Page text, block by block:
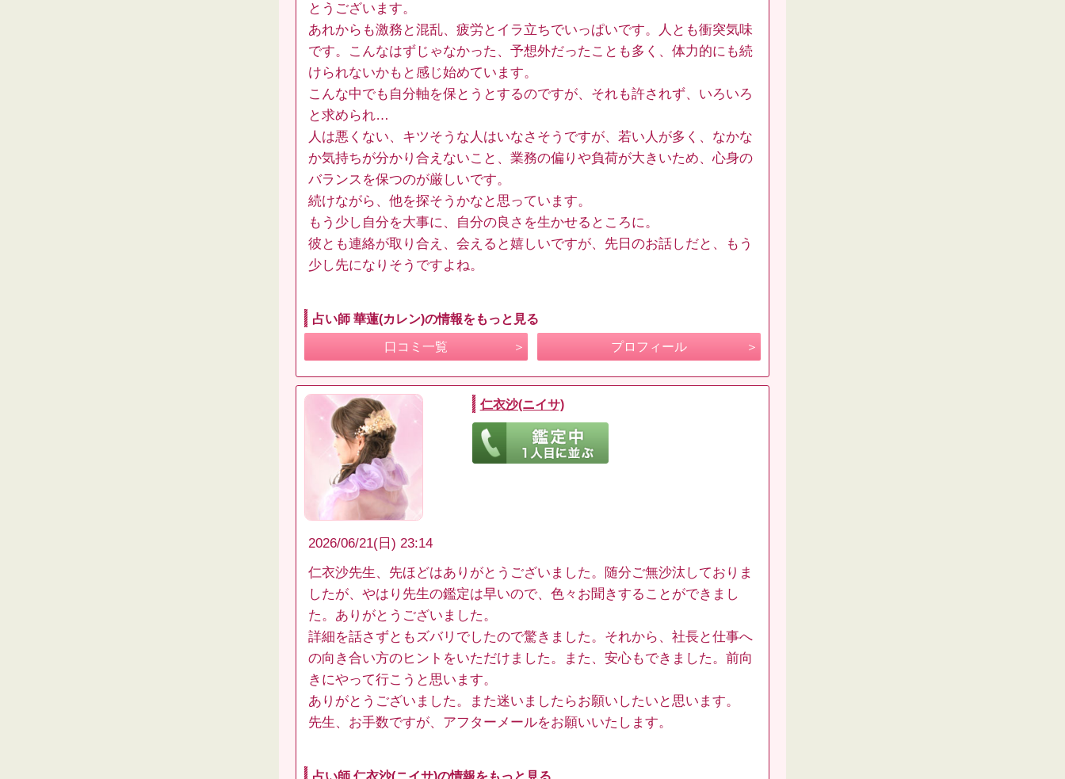
とうございます。
あれからも激務と混乱、疲労とイラ立ちでいっぱいです。人とも衝突気味
です。こんなはずじゃなかった、予想外だったことも多く、体力的にも続
けられないかもと感じ始めています。
こんな中でも自分軸を保とうとするのですが、それも許されず、いろいろ
と求められ…
人は悪くない、キツそうな人はいなさそうですが、若い人が多く、なかな
か気持ちが分かり合えないこと、業務の偏りや負荷が大きいため、心身の
バランスを保つのが厳しいです。
続けながら、他を探そうかなと思っています。
もう少し自分を大事に、自分の良さを生かせるところに。
彼とも連絡が取り合え、会えると嬉しいですが、先日のお話しだと、もう
少し先になりそうですよね。
占い師 華蓮(カレン)の情報をもっと見る
口コミ一覧 プロフィール
仁衣沙(ニイサ)
2026/06/21(日) 23:14
仁衣沙先生、先ほどはありがとうございました。随分ご無沙汰しておりま
したが、やはり先生の鑑定は早いので、色々お聞きすることができまし
た。ありがとうございました。
詳細を話さずともズバリでしたので驚きました。それから、社長と仕事へ
の向き合い方のヒントをいただけました。また、安心もできました。前向
きにやって行こうと思います。
ありがとうございました。また迷いましたらお願いしたいと思います。
先生、お手数ですが、アフターメールをお願いいたします。
占い師 仁衣沙(ニイサ)の情報をもっと見る